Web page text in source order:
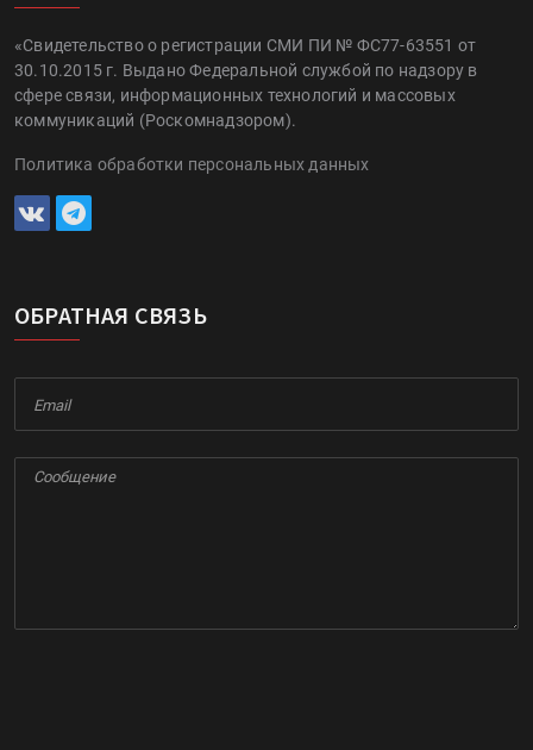
«Свидетельство о регистрации СМИ ПИ № ФС77-63551 от
30.10.2015 г. Выдано Федеральной службой по надзору в
сфере связи, информационных технологий и массовых
коммуникаций (Роскомнадзором).
Политика обработки персональных данных
ОБРАТНАЯ СВЯЗЬ